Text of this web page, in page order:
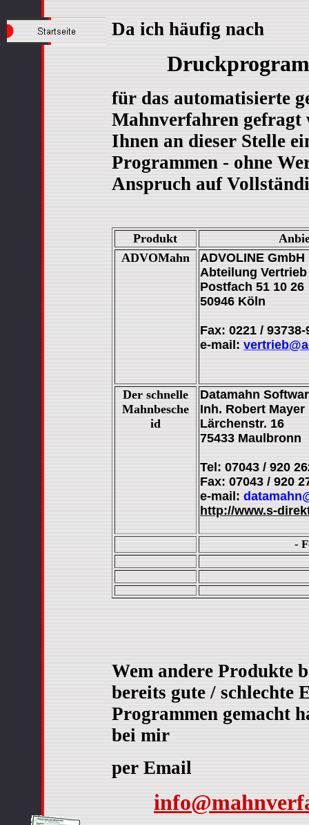
Da ich häufig nach
für das automatisierte
Mahnverfahren gefragt
Ihnen an dieser Stelle
Programmen - ohne
Anspruch auf
Produkt
ADVOMahn
ADVOLINE GmbH
Abteilung Vertrieb
Postfach 51 10 26
50946 Köln
Fax: 0221 / 93738-
e-mail:
Der schnelle
Mahnbesche
id
Datamahn
Inh. Robert Mayer
Lärchenstr. 16
75433 Maulbronn
Tel: 07043 / 920
Fax: 07043 / 920
e-mail:
http://www.s-
-
Wem andere Produkte
bereits gute / schlechte
Programmen gemacht
bei mir
per Email